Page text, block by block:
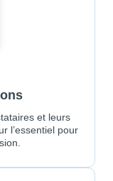
et leurs
l’essentiel pour